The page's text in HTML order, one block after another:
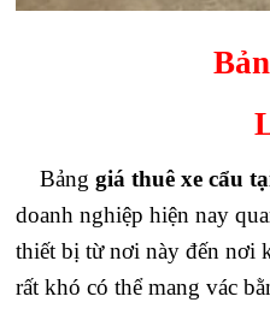
Bảng giá thuê xe cẩu
doanh nghiệp hiện nay
thiết bị từ nơi này đến nơi
rất khó có thể mang vác